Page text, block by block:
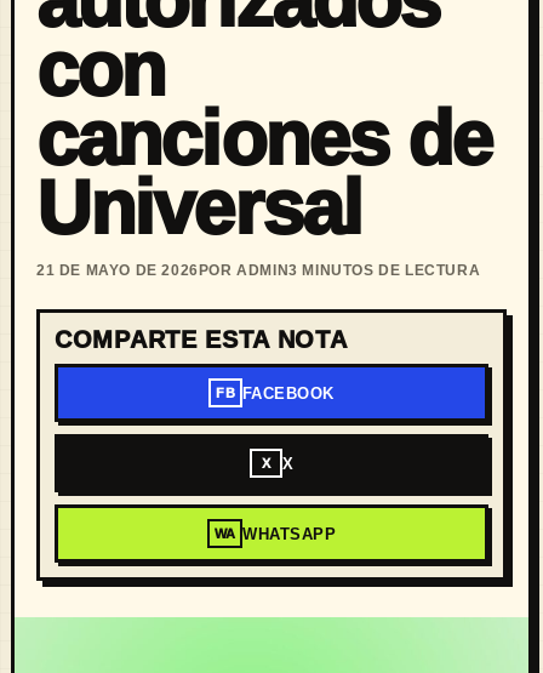
con
canciones de
Universal
21 DE MAYO DE 2026 POR ADMIN3 MINUTOS DE LECTURA
COMPARTE ESTA NOTA
FB FACEBOOK
X X
WA WHATSAPP